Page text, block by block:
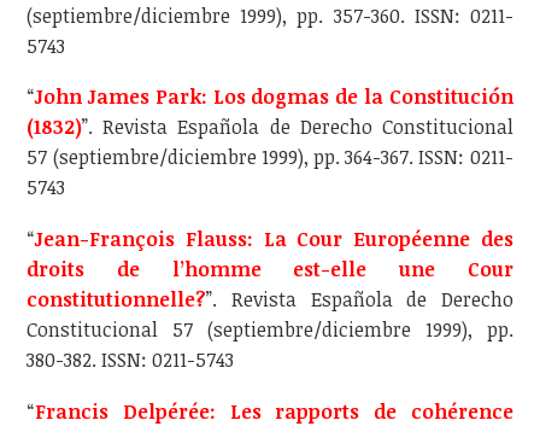
(septiembre/diciembre 1999), pp. 357-360. ISSN: 0211-
5743
“John James Park: Los dogmas de la Constitución
(1832)”. Revista Española de Derecho Constitucional
57 (septiembre/diciembre 1999), pp. 364-367. ISSN: 0211-
5743
“Jean-François Flauss: La Cour Européenne des
droits de l’homme est-elle une Cour
constitutionnelle?”. Revista Española de Derecho
Constitucional 57 (septiembre/diciembre 1999), pp.
380-382. ISSN: 0211-5743
“Francis Delpérée: Les rapports de cohérence